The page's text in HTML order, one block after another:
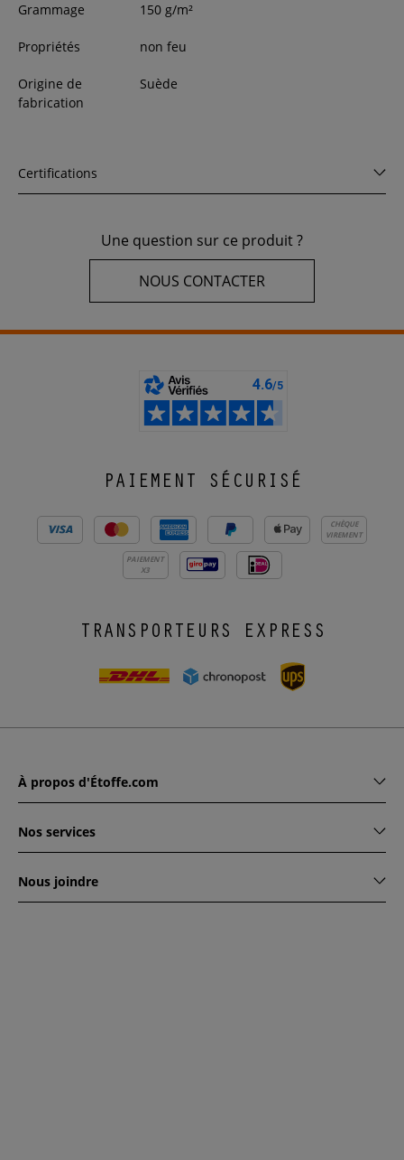
Grammage 150 g/m²
Propriétés non feu
Origine de
fabrication
Suède
Certifications
Une question sur ce produit ?
NOUS CONTACTER
PAIEMENT SÉCURISÉ
CHÈQUE
VIREMENT
PAIEMENT
X3
TRANSPORTEURS EXPRESS
À propos d'Étoffe.com
Nos services
Nous joindre